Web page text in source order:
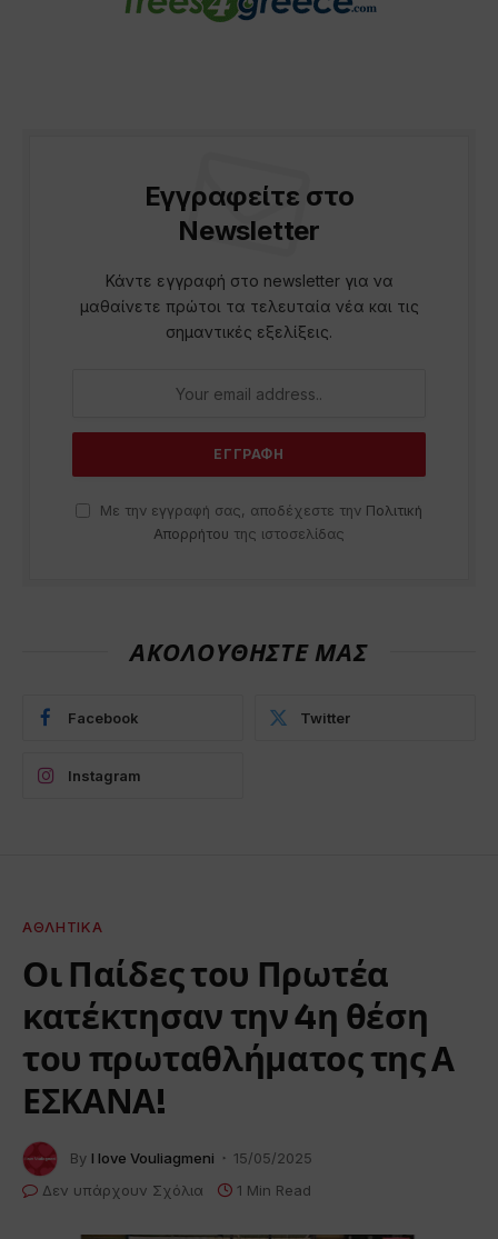
Εγγραφείτε στο
Newsletter
Κάντε εγγραφή στο newsletter για να
μαθαίνετε πρώτοι τα τελευταία νέα και τις
σημαντικές εξελίξεις.
Με την εγγραφή σας, αποδέχεστε την Πολιτική
Απορρήτου της ιστοσελίδας
ΑΚΟΛΟΥΘΗΣΤΕ ΜΑΣ
Facebook Twitter
Instagram
ΑΘΛΗΤΙΚΆ
Οι Παίδες του Πρωτέα
κατέκτησαν την 4η θέση
του πρωταθλήματος της Α
ΕΣΚΑΝΑ!
By I love Vouliagmeni
15/05/2025
Δεν υπάρχουν Σχόλια
1 Min Read